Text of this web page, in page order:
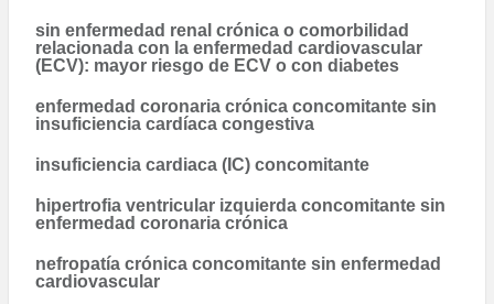
sin enfermedad renal crónica o comorbilidad
relacionada con la enfermedad cardiovascular
(ECV): mayor riesgo de ECV o con diabetes
enfermedad coronaria crónica concomitante sin
insuficiencia cardíaca congestiva
insuficiencia cardiaca (IC) concomitante
hipertrofia ventricular izquierda concomitante sin
enfermedad coronaria crónica
nefropatía crónica concomitante sin enfermedad
cardiovascular